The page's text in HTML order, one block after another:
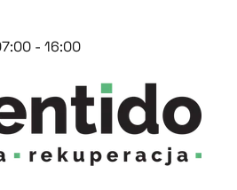
- 16:00